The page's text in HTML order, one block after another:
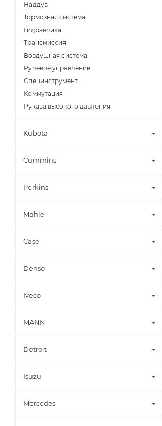
Наддув
Тормозная система
Гидравлика
Трансмиссия
Воздушная система
Рулевое управление
Специнструмент
Коммутация
Рукава высокого давления
Kubota
Cummins
Perkins
Mahle
Case
Denso
Iveco
MANN
Detroit
Isuzu
Mercedes